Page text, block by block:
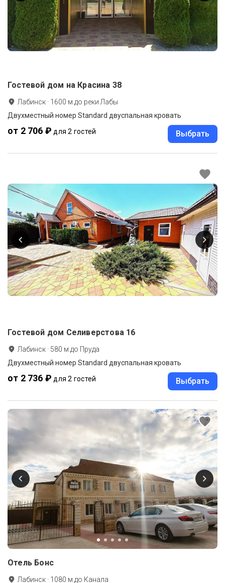
Гостевой дом на Красина 38
Лабинск · 1600 м до реки Лабы
Двухместный номер Standard двуспальная кровать
от 2 706 ₽ для 2 гостей Выбрать
Гостевой дом Селиверстова 16
Лабинск · 580 м до Пруда
Двухместный номер Standard двуспальная кровать
от 2 736 ₽ для 2 гостей Выбрать
Отель Бонс
Лабинск · 1080 м до Канала